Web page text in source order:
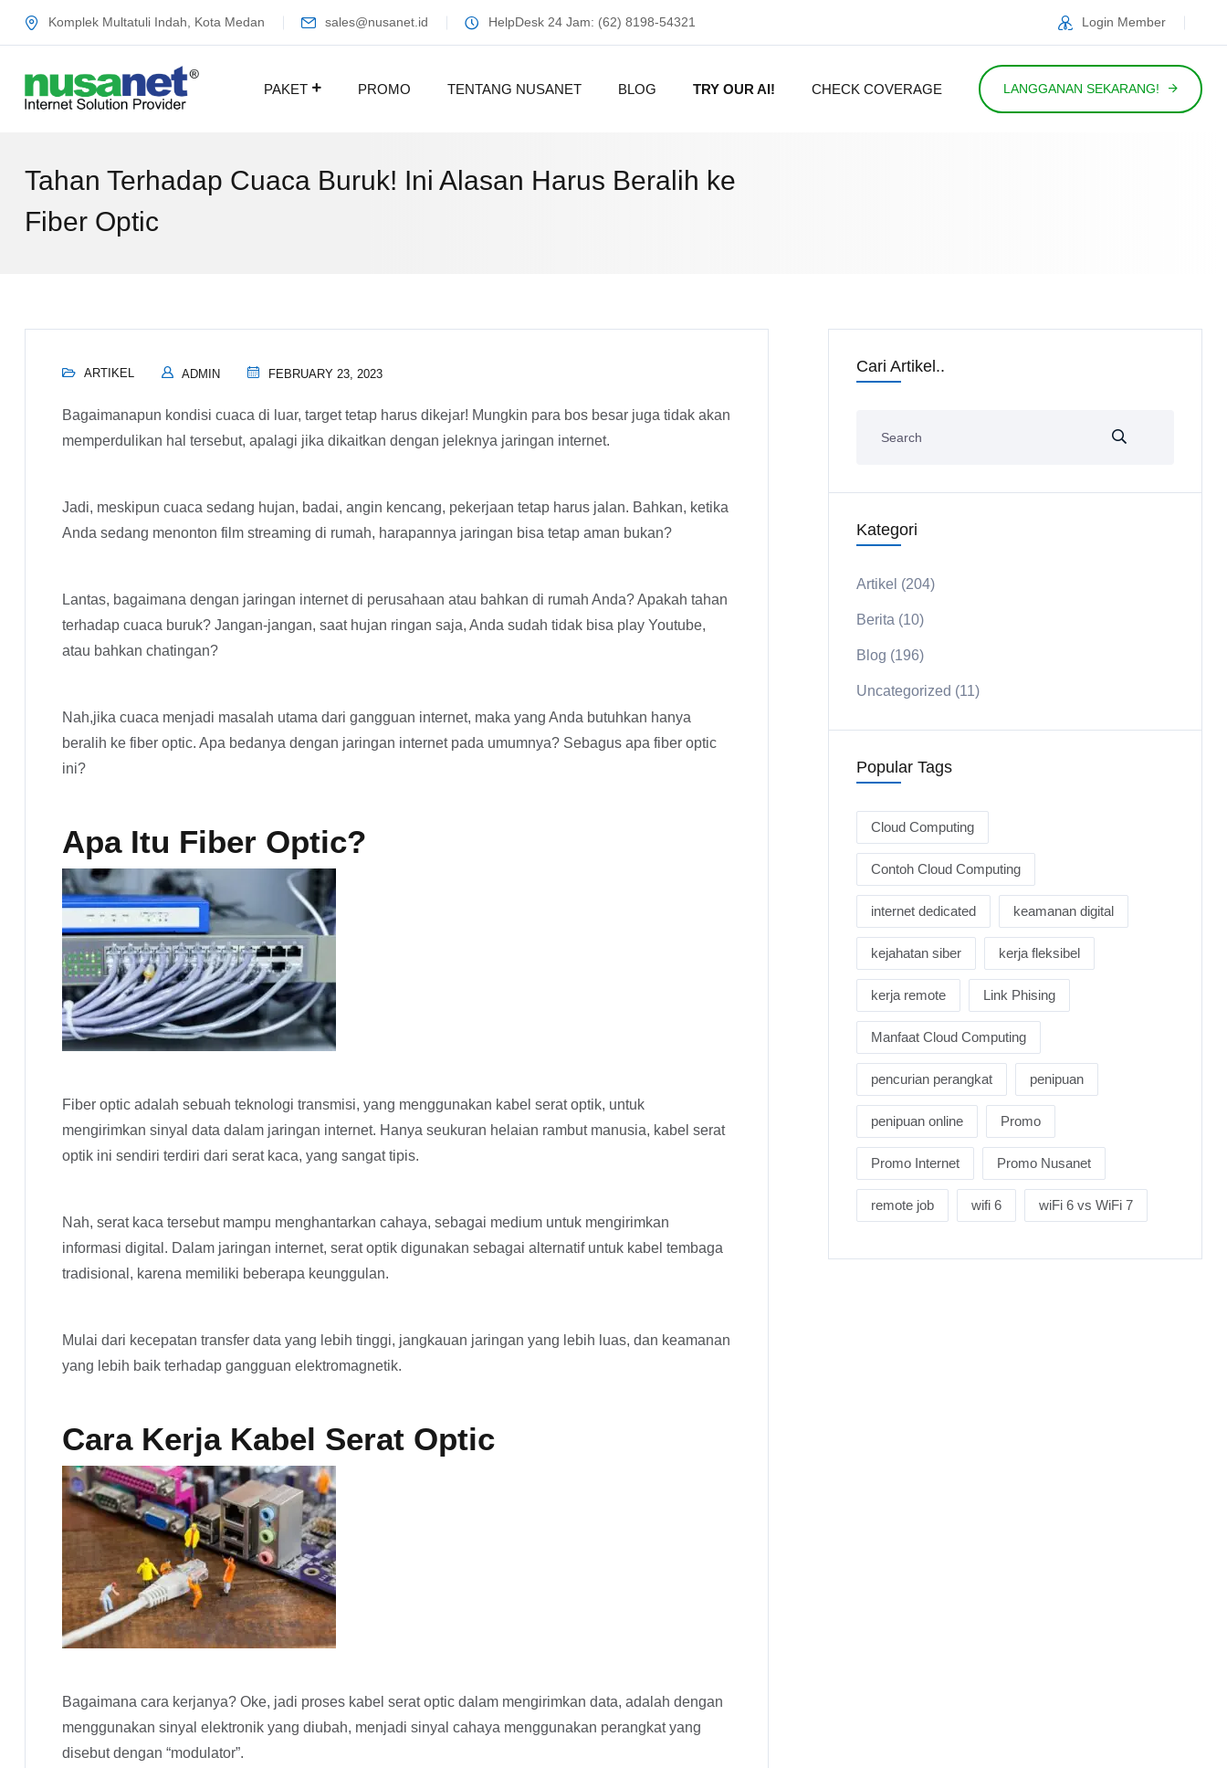
Komplek Multatuli Indah, Kota Medan sales@nusanet.id HelpDesk 24 Jam: (62) 8198-54321 Login Member
PAKET PROMO TENTANG NUSANET BLOG TRY OUR AI! CHECK COVERAGE LANGGANAN SEKARANG!
Tahan Terhadap Cuaca Buruk! Ini Alasan Harus Beralih ke
Fiber Optic
ARTIKEL ADMIN FEBRUARY 23, 2023
Bagaimanapun kondisi cuaca di luar, target tetap harus dikejar! Mungkin para bos besar juga tidak akan
memperdulikan hal tersebut, apalagi jika dikaitkan dengan jeleknya jaringan internet.
Jadi, meskipun cuaca sedang hujan, badai, angin kencang, pekerjaan tetap harus jalan. Bahkan, ketika
Anda sedang menonton film streaming di rumah, harapannya jaringan bisa tetap aman bukan?
Lantas, bagaimana dengan jaringan internet di perusahaan atau bahkan di rumah Anda? Apakah tahan
terhadap cuaca buruk? Jangan-jangan, saat hujan ringan saja, Anda sudah tidak bisa play Youtube,
atau bahkan chatingan?
Nah,jika cuaca menjadi masalah utama dari gangguan internet, maka yang Anda butuhkan hanya
beralih ke fiber optic. Apa bedanya dengan jaringan internet pada umumnya? Sebagus apa fiber optic
ini?
Apa Itu Fiber Optic?
Fiber optic adalah sebuah teknologi transmisi, yang menggunakan kabel serat optik, untuk
mengirimkan sinyal data dalam jaringan internet. Hanya seukuran helaian rambut manusia, kabel serat
optik ini sendiri terdiri dari serat kaca, yang sangat tipis.
Nah, serat kaca tersebut mampu menghantarkan cahaya, sebagai medium untuk mengirimkan
informasi digital. Dalam jaringan internet, serat optik digunakan sebagai alternatif untuk kabel tembaga
tradisional, karena memiliki beberapa keunggulan.
Mulai dari kecepatan transfer data yang lebih tinggi, jangkauan jaringan yang lebih luas, dan keamanan
yang lebih baik terhadap gangguan elektromagnetik.
Cara Kerja Kabel Serat Optic
Bagaimana cara kerjanya? Oke, jadi proses kabel serat optic dalam mengirimkan data, adalah dengan
menggunakan sinyal elektronik yang diubah, menjadi sinyal cahaya menggunakan perangkat yang
disebut dengan “modulator”.
Cari Artikel..
Kategori
Artikel (204)
Berita (10)
Blog (196)
Uncategorized (11)
Popular Tags
Cloud Computing
Contoh Cloud Computing
internet dedicated keamanan digital
kejahatan siber kerja fleksibel
kerja remote Link Phising
Manfaat Cloud Computing
pencurian perangkat penipuan
penipuan online Promo
Promo Internet Promo Nusanet
remote job wifi 6 wiFi 6 vs WiFi 7